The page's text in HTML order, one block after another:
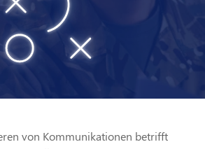
von Kommunikationen betrifft